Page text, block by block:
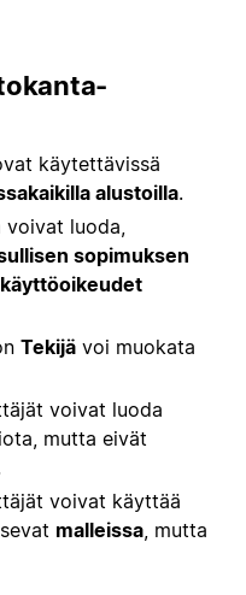
käytettävissä
kaikilla alustoilla.
luoda,
sopimuksen
Tekijä voi muokata
voivat luoda
mutta eivät
voivat käyttää
malleissa , mutta